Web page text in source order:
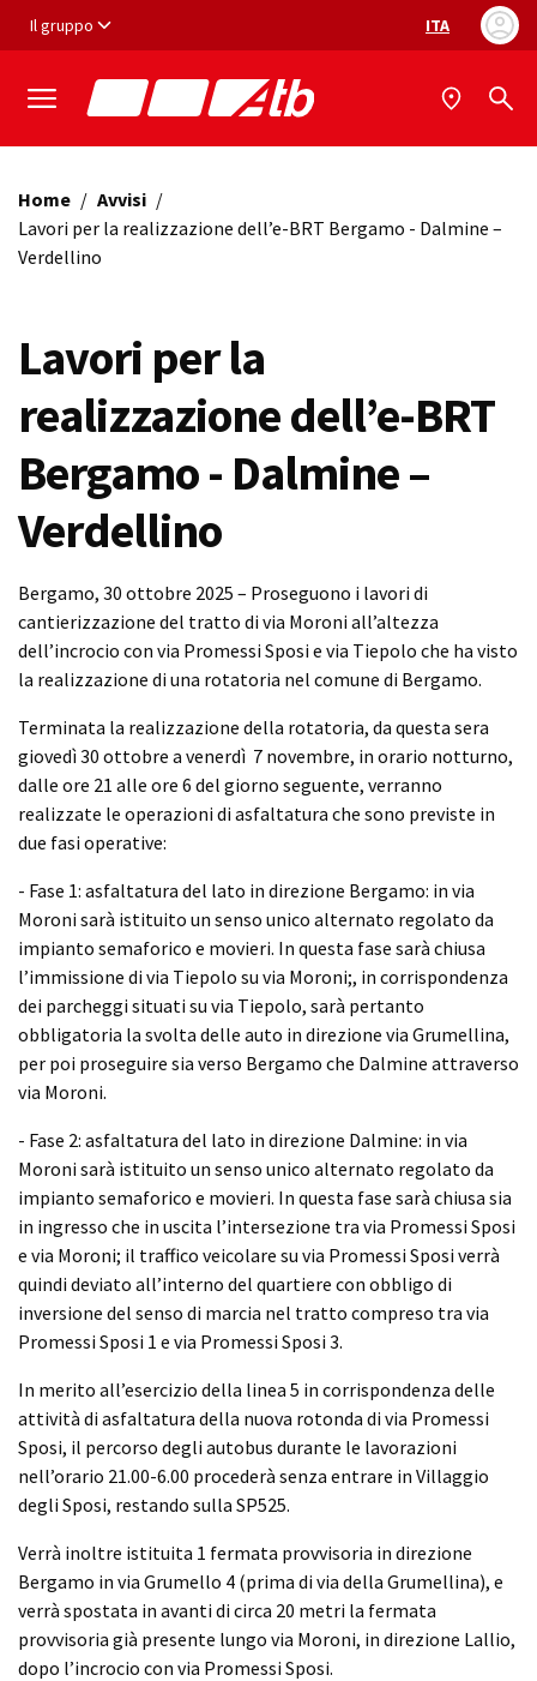
Vai ai contenuti
Vai al footer
Il gruppo Selezione
ITA
Home / Avvisi /
Lavori per la realizzazione dell’e-BRT Bergamo - Dalmine –
Verdellino
Lavori per la
realizzazione dell’e-BRT
Bergamo - Dalmine –
Verdellino
Bergamo, 30 ottobre 2025 – Proseguono i lavori di
cantierizzazione del tratto di via Moroni all’altezza
dell’incrocio con via Promessi Sposi e via Tiepolo che ha visto
la realizzazione di una rotatoria nel comune di Bergamo.
Terminata la realizzazione della rotatoria, da questa sera
giovedì 30 ottobre a venerdì 7 novembre, in orario notturno,
dalle ore 21 alle ore 6 del giorno seguente, verranno
realizzate le operazioni di asfaltatura che sono previste in
due fasi operative:
- Fase 1: asfaltatura del lato in direzione Bergamo: in via
Moroni sarà istituito un senso unico alternato regolato da
impianto semaforico e movieri. In questa fase sarà chiusa
l’immissione di via Tiepolo su via Moroni;, in corrispondenza
dei parcheggi situati su via Tiepolo, sarà pertanto
obbligatoria la svolta delle auto in direzione via Grumellina,
per poi proseguire sia verso Bergamo che Dalmine attraverso
via Moroni.
- Fase 2: asfaltatura del lato in direzione Dalmine: in via
Moroni sarà istituito un senso unico alternato regolato da
impianto semaforico e movieri. In questa fase sarà chiusa sia
in ingresso che in uscita l’intersezione tra via Promessi Sposi
e via Moroni; il traffico veicolare su via Promessi Sposi verrà
quindi deviato all’interno del quartiere con obbligo di
inversione del senso di marcia nel tratto compreso tra via
Promessi Sposi 1 e via Promessi Sposi 3.
In merito all’esercizio della linea 5 in corrispondenza delle
attività di asfaltatura della nuova rotonda di via Promessi
Sposi, il percorso degli autobus durante le lavorazioni
nell’orario 21.00-6.00 procederà senza entrare in Villaggio
degli Sposi, restando sulla SP525.
Verrà inoltre istituita 1 fermata provvisoria in direzione
Bergamo in via Grumello 4 (prima di via della Grumellina), e
verrà spostata in avanti di circa 20 metri la fermata
provvisoria già presente lungo via Moroni, in direzione Lallio,
dopo l’incrocio con via Promessi Sposi.